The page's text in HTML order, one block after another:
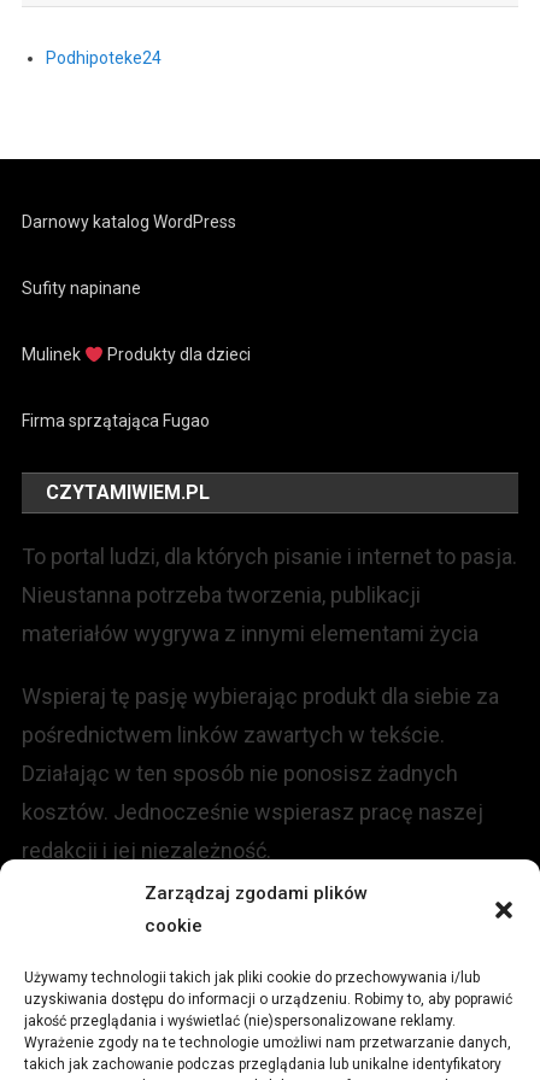
Zarządzaj zgodami plików
cookie
Używamy technologii takich jak pliki cookie do przechowywania i/lub
uzyskiwania dostępu do informacji o urządzeniu. Robimy to, aby poprawić
jakość przeglądania i wyświetlać (nie)spersonalizowane reklamy.
Wyrażenie zgody na te technologie umożliwi nam przetwarzanie danych,
takich jak zachowanie podczas przeglądania lub unikalne identyfikatory
Podhipoteke24
Darnowy katalog WordPress
Sufity napinane
Mulinek Produkty dla dzieci
Firma sprzątająca Fugao
CZYTAMIWIEM.PL
To portal ludzi, dla których pisanie i internet to pasja.
Nieustanna potrzeba tworzenia, publikacji
materiałów wygrywa z innymi elementami życia
Wspieraj tę pasję wybierając produkt dla siebie za
pośrednictwem linków zawartych w tekście.
Działając w ten sposób nie ponosisz żadnych
kosztów. Jednocześnie wspierasz pracę naszej
redakcji i jej niezależność.
Redakcja portalu:
ul.Stara 13, 42-600 Tarnowskie Góry